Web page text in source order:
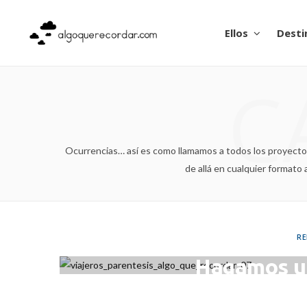
Ellos
Ocurrencias… así es como llamamos a todos los
de allá en cualquier formato
Hagamos